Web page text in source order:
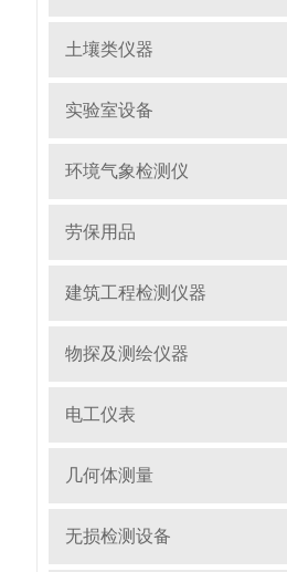
土壤类仪器
实验室设备
环境气象检测仪
劳保用品
建筑工程检测仪器
物探及测绘仪器
电工仪表
几何体测量
无损检测设备